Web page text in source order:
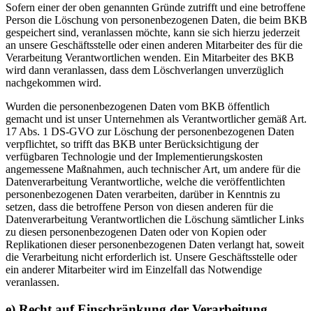
Sofern einer der oben genannten Gründe zutrifft und eine betroffene
Person die Löschung von personenbezogenen Daten, die beim BKB
gespeichert sind, veranlassen möchte, kann sie sich hierzu jederzeit
an unsere Geschäftsstelle oder einen anderen Mitarbeiter des für die
Verarbeitung Verantwortlichen wenden. Ein Mitarbeiter des BKB
wird dann veranlassen, dass dem Löschverlangen unverzüglich
nachgekommen wird.
Wurden die personenbezogenen Daten vom BKB öffentlich
gemacht und ist unser Unternehmen als Verantwortlicher gemäß Art.
17 Abs. 1 DS-GVO zur Löschung der personenbezogenen Daten
verpflichtet, so trifft das BKB unter Berücksichtigung der
verfügbaren Technologie und der Implementierungskosten
angemessene Maßnahmen, auch technischer Art, um andere für die
Datenverarbeitung Verantwortliche, welche die veröffentlichten
personenbezogenen Daten verarbeiten, darüber in Kenntnis zu
setzen, dass die betroffene Person von diesen anderen für die
Datenverarbeitung Verantwortlichen die Löschung sämtlicher Links
zu diesen personenbezogenen Daten oder von Kopien oder
Replikationen dieser personenbezogenen Daten verlangt hat, soweit
die Verarbeitung nicht erforderlich ist. Unsere Geschäftsstelle oder
ein anderer Mitarbeiter wird im Einzelfall das Notwendige
veranlassen.